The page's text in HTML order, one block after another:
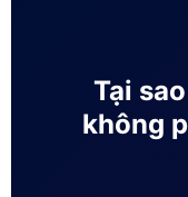
Tại
không